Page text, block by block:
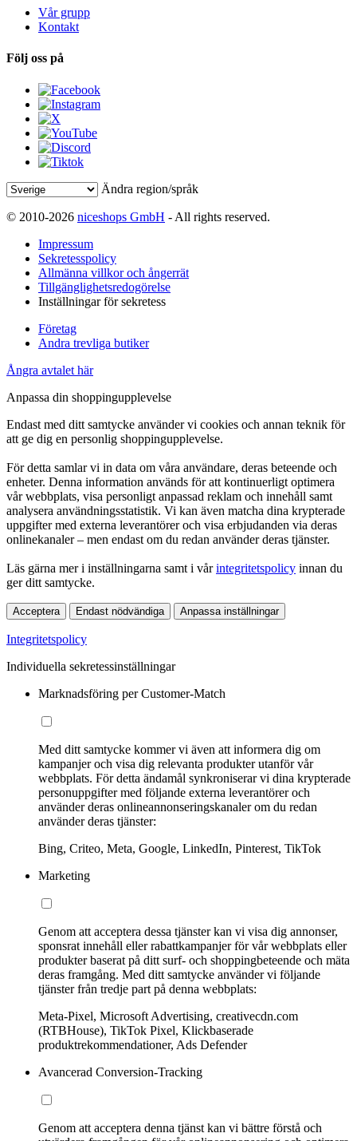
Vår grupp
Kontakt
Följ oss på
Ändra region/språk
© 2010-2026 niceshops GmbH - All rights reserved.
Impressum
Sekretesspolicy
Allmänna villkor och ångerrät
Tillgänglighetsredogörelse
Inställningar för sekretess
Företag
Andra trevliga butiker
Ångra avtalet här
Anpassa din shoppingupplevelse
Endast med ditt samtycke använder vi cookies och annan teknik för
att ge dig en personlig shoppingupplevelse.
För detta samlar vi in data om våra användare, deras beteende och
enheter. Denna information används för att kontinuerligt optimera
vår webbplats, visa personligt anpassad reklam och innehåll samt
analysera användningsstatistik. Vi kan även matcha dina krypterade
uppgifter med externa leverantörer och visa erbjudanden via deras
onlinekanaler – men endast om du redan använder deras tjänster.
Läs gärna mer i inställningarna samt i vårintegritetspolicy innan du
ger ditt samtycke.
Acceptera Endast nödvändiga Anpassa inställningar
Integritetspolicy
Individuella sekretessinställningar
Marknadsföring per Customer-Match
Med ditt samtycke kommer vi även att informera dig om
kampanjer och visa dig relevanta produkter utanför vår
webbplats. För detta ändamål synkroniserar vi dina krypterade
personuppgifter med följande externa leverantörer och
använder deras onlineannonseringskanaler om du redan
använder deras tjänster:
Bing, Criteo, Meta, Google, LinkedIn, Pinterest, TikTok
Marketing
Genom att acceptera dessa tjänster kan vi visa dig annonser,
sponsrat innehåll eller rabattkampanjer för vår webbplats eller
produkter baserat på ditt surf- och shoppingbeteende och mäta
deras framgång. Med ditt samtycke använder vi följande
tjänster från tredje part på denna webbplats:
Meta-Pixel, Microsoft Advertising, creativecdn.com
(RTBHouse), TikTok Pixel, Klickbaserade
produktrekommendationer, Ads Defender
Avancerad Conversion-Tracking
Genom att acceptera denna tjänst kan vi bättre förstå och